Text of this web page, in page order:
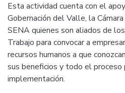
Esta actividad cuenta con el
Gobernación del Valle, la
SENA quienes son aliados de
Trabajo para convocar a
recursos humanos a que
sus beneficios y todo el proceso
implementación.